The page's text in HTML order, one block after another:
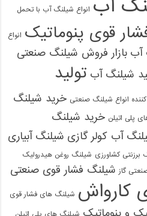
آب انواع شیلنگ آب با تحمل
قوی پنوماتیک انواع
آب بازار فروش شیلنگ صنعتی
شیلنگ آب تولید
کننده انواع شیلنگ صنعتی خرید شیلنگ
پلی اتیلن خرید شیلنگ
آب کولر گازی شیلنگ آبیاری
برزنتی کشاورزی شیلنگ روغن هیدرولیک
گاز شیلنگ فشار قوی صنعتی
کارواش شیلنگ های فشار قوی